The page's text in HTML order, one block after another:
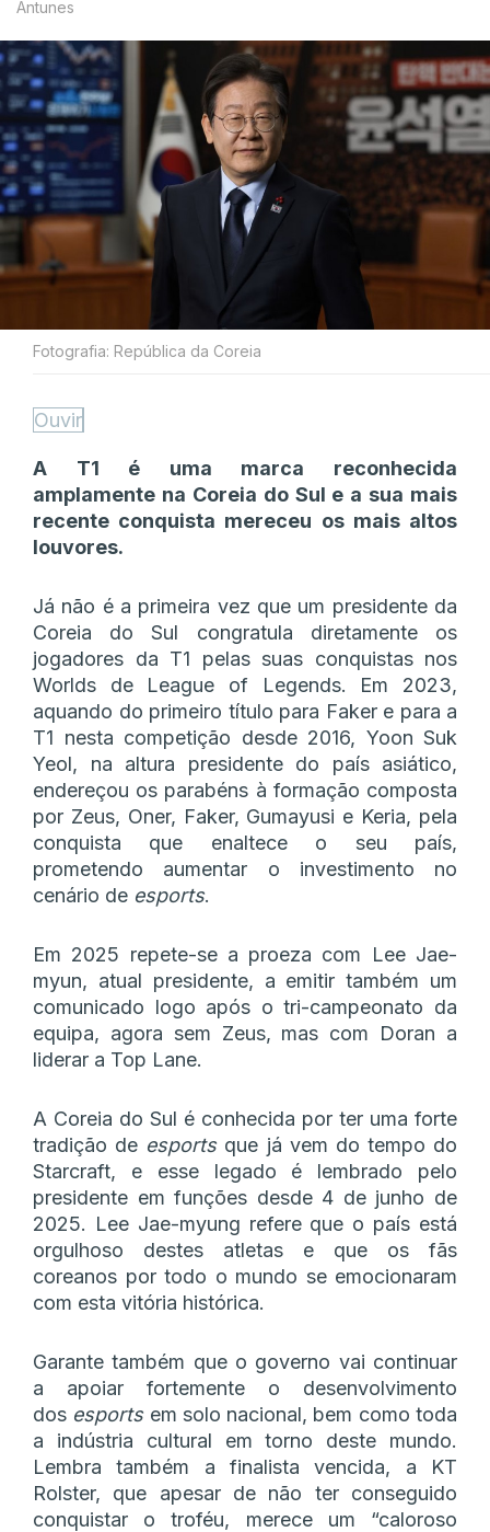
Antunes
Fotografia: República da Coreia
Ouvir
A T1 é uma marca reconhecida
amplamente na Coreia do Sul e a sua mais
recente conquista mereceu os mais altos
louvores.
Já não é a primeira vez que um presidente da
Coreia do Sul congratula diretamente os
jogadores da T1 pelas suas conquistas nos
Worlds de League of Legends. Em 2023,
aquando do primeiro título para Faker e para a
T1 nesta competição desde 2016, Yoon Suk
Yeol, na altura presidente do país asiático,
endereçou os parabéns à formação composta
por Zeus, Oner, Faker, Gumayusi e Keria, pela
conquista que enaltece o seu país,
prometendo aumentar o investimento no
cenário de esports.
Em 2025 repete-se a proeza com Lee Jae-
myun, atual presidente, a emitir também um
comunicado logo após o tri-campeonato da
equipa, agora sem Zeus, mas com Doran a
liderar a Top Lane.
A Coreia do Sul é conhecida por ter uma forte
tradição de esportsque já vem do tempo do
Starcraft, e esse legado é lembrado pelo
presidente em funções desde 4 de junho de
2025. Lee Jae-myung refere que o país está
orgulhoso destes atletas e que os fãs
coreanos por todo o mundo se emocionaram
com esta vitória histórica.
Garante também que o governo vai continuar
a apoiar fortemente o desenvolvimento
dos esportsem solo nacional, bem como toda
a indústria cultural em torno deste mundo.
Lembra também a finalista vencida, a KT
Rolster, que apesar de não ter conseguido
conquistar o troféu, merece um “caloroso